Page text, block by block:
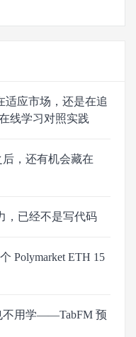
适应市场，还是在追
线学习对照实践
，还有机会藏在
，已经不是写代码
Polymarket ETH 15
不用学——TabFM 预